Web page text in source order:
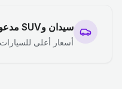
سيدان وSUV مدعومة
أسعار أعلى